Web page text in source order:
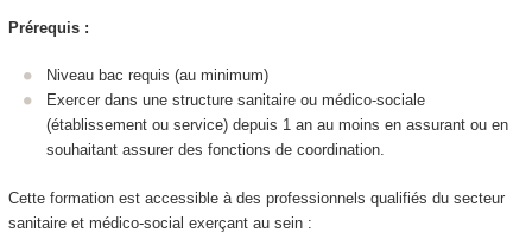
Prérequis :
Niveau bac requis (au minimum)
Exercer dans une structure sanitaire ou médico-sociale
(établissement ou service) depuis 1 an au moins en assurant ou en
souhaitant assurer des fonctions de coordination.
Cette formation est accessible à des professionnels qualifiés du secteur
sanitaire et médico-social exerçant au sein :